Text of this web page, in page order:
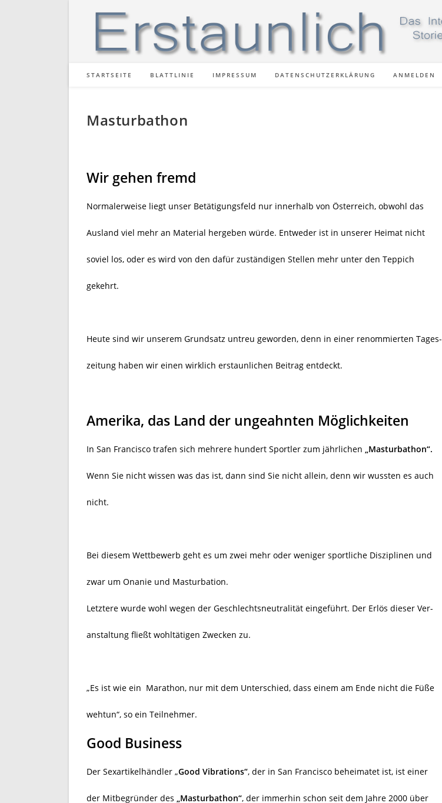
STARTSEITE BLATTLINIE IMPRESSUM DATENSCHUTZERKLÄRUNG ANMELDEN
Masturbathon
Wir gehen fremd
Normalerweise liegt unser Betätigungsfeld nur innerhalb von Österreich, obwohl das
Ausland viel mehr an Material hergeben würde. Entweder ist in unserer Heimat nicht
soviel los, oder es wird von den dafür zuständigen Stellen mehr unter den Teppich
gekehrt.
Heute sind wir unserem Grundsatz untreu geworden, denn in einer renommierten Tages-
zeitung haben wir einen wirklich erstaunlichen Beitrag entdeckt.
Amerika, das Land der ungeahnten Möglichkeiten
In San Francisco trafen sich mehrere hundert Sportler zum jährlichen „Masturbathon“.
Wenn Sie nicht wissen was das ist, dann sind Sie nicht allein, denn wir wussten es auch
nicht.
Bei diesem Wettbewerb geht es um zwei mehr oder weniger sportliche Disziplinen und
zwar um Onanie und Masturbation.
Letztere wurde wohl wegen der Geschlechtsneutralität eingeführt. Der Erlös dieser Ver-
anstaltung fließt wohltätigen Zwecken zu.
„Es ist wie ein Marathon, nur mit dem Unterschied, dass einem am Ende nicht die Füße
wehtun“, so ein Teilnehmer.
Good Business
Der Sexartikelhändler „Good Vibrations“, der in San Francisco beheimatet ist, ist einer
der Mitbegründer des „Masturbathon“, der immerhin schon seit dem Jahre 2000 über